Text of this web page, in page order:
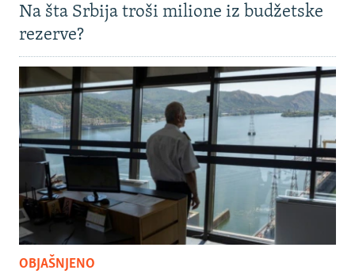
Na šta Srbija troši milione iz budžetske
rezerve?
OBJAŠNJENO